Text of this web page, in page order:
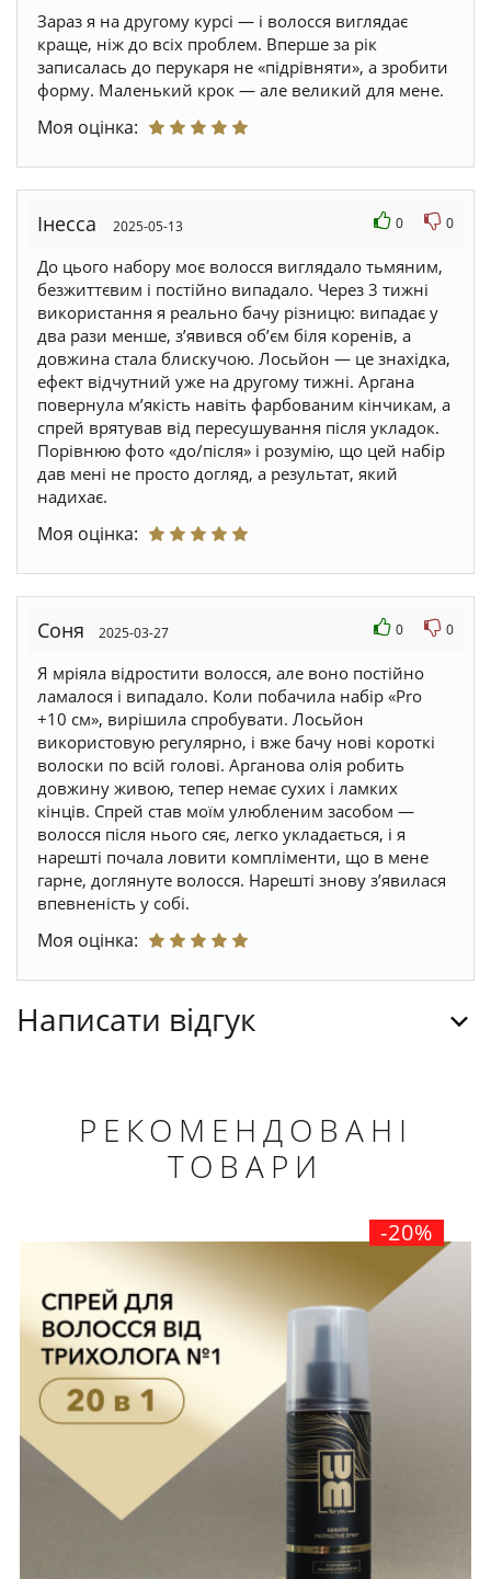
Зараз я на другому курсі — і волосся виглядає
краще, ніж до всіх проблем. Вперше за рік
записалась до перукаря не «підрівняти», а зробити
форму. Маленький крок — але великий для мене.
Моя оцінка:
Інесса 2025-05-13 0 0
До цього набору моє волосся виглядало тьмяним,
безжиттєвим і постійно випадало. Через 3 тижні
використання я реально бачу різницю: випадає у
два рази менше, з’явився об’єм біля коренів, а
довжина стала блискучою. Лосьйон — це знахідка,
ефект відчутний уже на другому тижні. Аргана
повернула м’якість навіть фарбованим кінчикам, а
спрей врятував від пересушування після укладок.
Порівнюю фото «до/після» і розумію, що цей набір
дав мені не просто догляд, а результат, який
надихає.
Моя оцінка:
Соня 2025-03-27 0 0
Я мріяла відростити волосся, але воно постійно
ламалося і випадало. Коли побачила набір «Pro
+10 см», вирішила спробувати. Лосьйон
використовую регулярно, і вже бачу нові короткі
волоски по всій голові. Арганова олія робить
довжину живою, тепер немає сухих і ламких
кінців. Спрей став моїм улюбленим засобом —
волосся після нього сяє, легко укладається, і я
нарешті почала ловити компліменти, що в мене
гарне, доглянуте волосся. Нарешті знову з’явилася
впевненість у собі.
Моя оцінка:
Написати відгук
РЕКОМЕНДОВАНІ
ТОВАРИ
-20%